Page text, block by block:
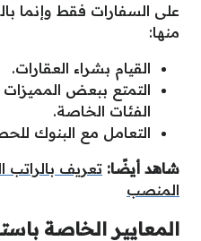
على السفارات فقط وإنما
منها:
القيام بشراء العقارات.
التمتع ببعض
الفئات الخاصة.
التعامل مع البنوك
شاهد أيضًا: تعريف
المنصب
المعايير الخاصة